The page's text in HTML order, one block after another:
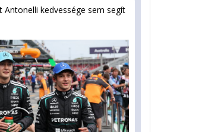
Antonelli kedvessége sem segít